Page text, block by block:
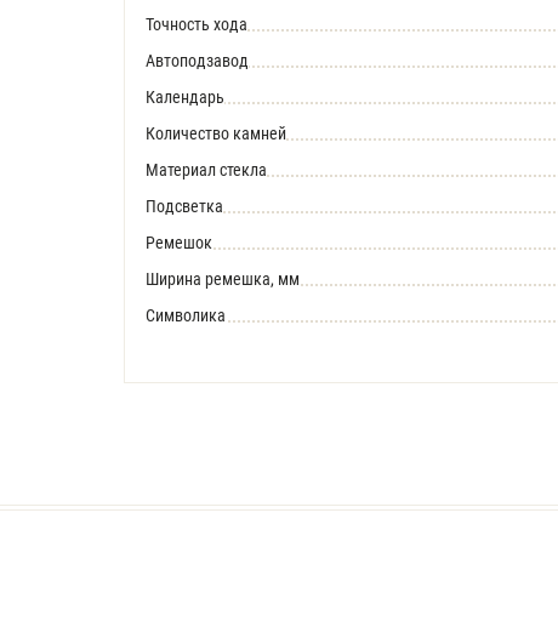
Точность хода
Автоподзавод
Календарь
Количество камней
Материал стекла
Подсветка
Ремешок
Ширина ремешка, мм
Символика